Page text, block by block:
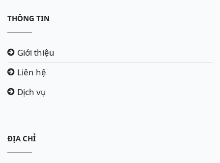
THÔNG TIN
Giới thiệu
Liên hệ
Dịch vụ
ĐỊA CHỈ